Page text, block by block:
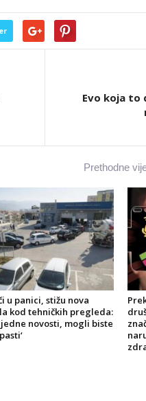
Evo koja to
u panici, stižu nova
kod tehničkih pregleda:
novosti, mogli biste
Prethodne